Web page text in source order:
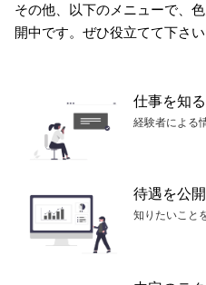
その他、以下のメニューで、
開中です。ぜひ役立てて下さい
仕事を知る
経験者による
待遇を公開
知りたいこと